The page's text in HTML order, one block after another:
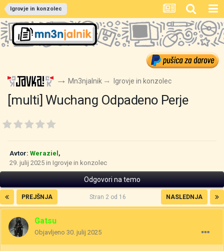
Igrovje in konzolec
Mn3njalnik Igrovje in konzolec
[multi] Wuchang Odpadeno Perje
Avtor: Weraziel ,
29. julij 2025 in Igrovje in konzolec
Odgovori na temo
PREJŠNJA NASLEDNJA
Stran 2 od 16
Gatsu
Objavljeno 30. julij 2025